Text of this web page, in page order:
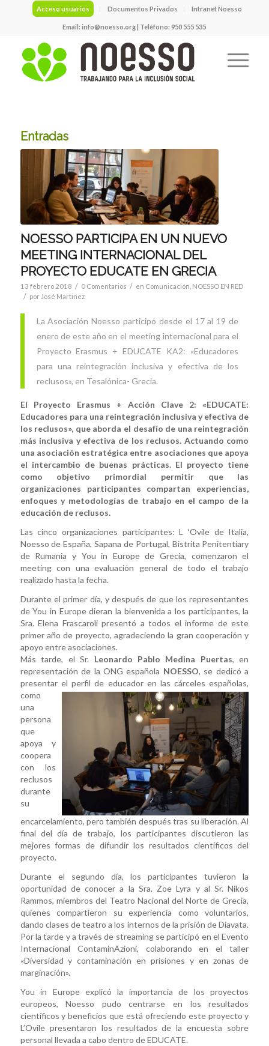
Acceso usuarios Documentos Privados Intranet Noesso
Email:info@noesso.org| Teléfono: 950 555 535
Entradas
NOESSO PARTICIPA EN UN NUEVO
MEETING INTERNACIONAL DEL
PROYECTO EDUCATE EN GRECIA
13 febrero 2018 / 0 Comentarios / en Comunicación NOESSO EN RED
/ por José Martinez
La Asociación Noesso participó desde el 17 al 19 de
enero de este año en el meeting internacional para el
Proyecto Erasmus + EDUCATE KA2: «Educadores
para una reintegración inclusiva y efectiva de los
reclusos», en Tesalónica- Grecia.
El Proyecto Erasmus + Acción Clave 2: «EDUCATE:
Educadores para una reintegración inclusiva y efectiva de
los reclusos», que aborda el desafío de una reintegración
más inclusiva y efectiva de los reclusos. Actuando como
una asociación estratégica entre asociaciones que apoya
el intercambio de buenas prácticas. El proyecto tiene
como objetivo primordial permitir que las
organizaciones participantes compartan experiencias,
enfoques y metodologías de trabajo en el campo de la
educación de reclusos.
Las cinco organizaciones participantes: L ‘Ovile de Italia,
Noesso de España, Sapana de Portugal, Bistrita Penitentiary
de Rumania y You in Europe de Grecia, comenzaron el
meeting con una evaluación general de todo el trabajo
realizado hasta la fecha.
Durante el primer día, y después de que los representantes
de You in Europe dieran la bienvenida a los participantes, la
Sra. Elena Frascaroli presentó a todos el informe de este
primer año de proyecto, agradeciendo la gran cooperación y
apoyo entre asociaciones.
Más tarde, el Sr. Leonardo Pablo Medina Puertas, en
representación de la ONG española NOESSO, se dedicó a
presentar el perfilde educador en las cárceles españolas,
como
una
persona
que
apoya y
coopera
con los
reclusos
durante
su
encarcelamiento, pero también después tras su liberación. Al
final del día de trabajo, los participantes discutieron las
mejores formas de difundir los resultados científicos del
proyecto.
Durante el segundo día, los participantes tuvieron la
oportunidad de conocer a la Sra. Zoe Lyra y al Sr. Nikos
Rammos, miembros del Teatro Nacional del Norte de Grecia,
quienes compartieron su experiencia como voluntarios,
dando clases de teatro a los internos de la prisión de Diavata.
Por la tarde y a través de streaming se participó en el Evento
Internacional ContaminAzioni, colaborando en el taller
«Diversidad y contaminación en prisiones y en zonas de
marginación».
You in Europe explicó la importancia de los proyectos
europeos, Noesso pudo centrarse en los resultados
científicos y beneficios que está ofreciendo este proyecto y
L’Ovile presentaron los resultados de la encuesta sobre
personal llevada a cabo dentro de EDUCATE.